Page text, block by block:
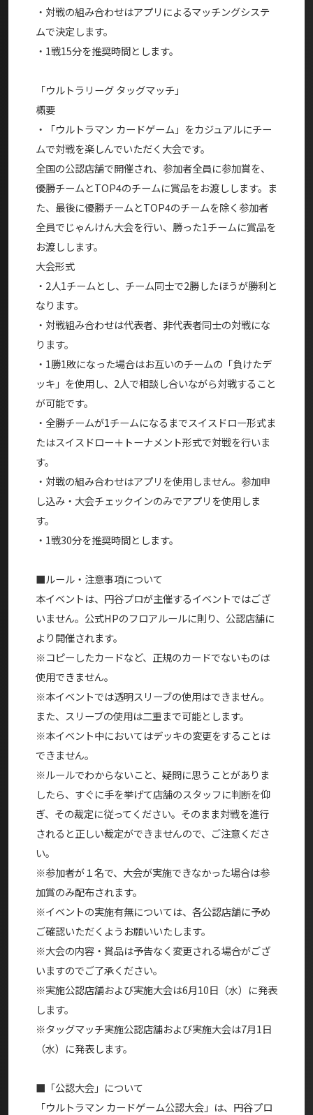
・対戦の組み合わせはアプリによるマッチングシステ
ムで決定します。
・1戦15分を推奨時間とします。
「ウルトラリーグ タッグマッチ」
概要
・「ウルトラマン カードゲーム」をカジュアルにチー
ムで対戦を楽しんでいただく大会です。
全国の公認店舗で開催され、参加者全員に参加賞を、
優勝チームとTOP4のチームに賞品をお渡しします。ま
た、最後に優勝チームとTOP4のチームを除く参加者
全員でじゃんけん大会を行い、勝った1チームに賞品を
お渡しします。
大会形式
・2人1チームとし、チーム同士で2勝したほうが勝利と
なります。
・対戦組み合わせは代表者、非代表者同士の対戦にな
ります。
・1勝1敗になった場合はお互いのチームの「負けたデ
ッキ」を使用し、2人で相談し合いながら対戦すること
が可能です。
・全勝チームが1チームになるまでスイスドロー形式ま
たはスイスドロー＋トーナメント形式で対戦を行いま
す。
・対戦の組み合わせはアプリを使用しません。参加申
し込み・大会チェックインのみでアプリを使用しま
す。
・1戦30分を推奨時間とします。
■ルール・注意事項について
本イベントは、円谷プロが主催するイベントではござ
いません。公式HPのフロアルールに則り、公認店舗に
より開催されます。
※コピーしたカードなど、正規のカードでないものは
使用できません。
※本イベントでは透明スリーブの使用はできません。
また、スリーブの使用は二重まで可能とします。
※本イベント中においてはデッキの変更をすることは
できません。
※ルールでわからないこと、疑問に思うことがありま
したら、すぐに手を挙げて店舗のスタッフに判断を仰
ぎ、その裁定に従ってください。そのまま対戦を進行
されると正しい裁定ができませんので、ご注意くださ
い。
※参加者が１名で、大会が実施できなかった場合は参
加賞のみ配布されます。
※イベントの実施有無については、各公認店舗に予め
ご確認いただくようお願いいたします。
※大会の内容・賞品は予告なく変更される場合がござ
いますのでご了承ください。
※実施公認店舗および実施大会は6月10日（水）に発表
します。
※タッグマッチ実施公認店舗および実施大会は7月1日
（水）に発表します。
■「公認大会」について
「ウルトラマン カードゲーム公認大会」は、円谷プロ